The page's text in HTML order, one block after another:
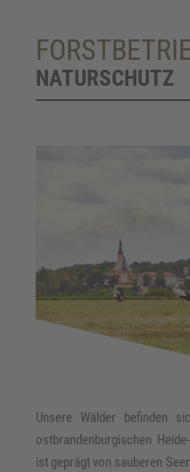
NATURSCHUTZ
Unsere Wälder befinden
ostbrandenburgischen
ist geprägt von sauberen